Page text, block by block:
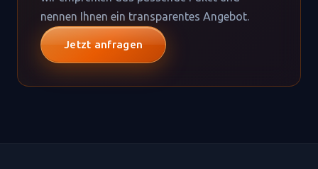
nennen Ihnen ein transparentes Angebot.
Jetzt anfragen